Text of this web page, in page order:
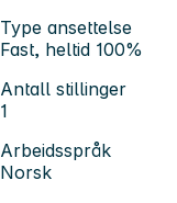
Type ansettelse
Fast, heltid 100%
Antall stillinger
1
Arbeidsspråk
Norsk